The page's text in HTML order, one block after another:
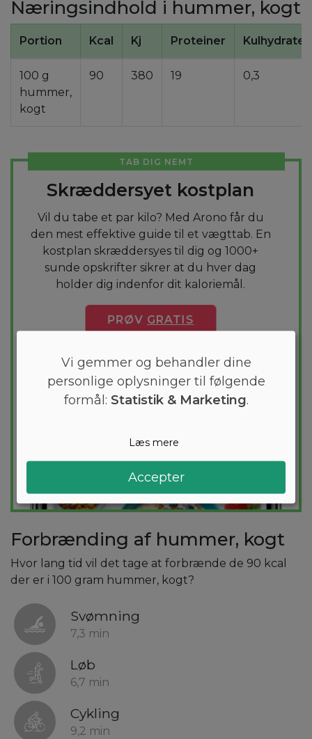
Næringsindhold i hummer, kogt
Portion Kcal Kj Proteiner Kulhydrater
100 g
hummer,
kogt
90 380 19 0,3
TAB DIG NEMT
Skræddersyet kostplan
Vil du tabe et par kilo? Med Arono får du
den mest effektive guide til et vægttab. En
kostplan skræddersyes til dig og 1000+
sunde opskrifter sikrer at du hver dag
holder dig indenfor dit kaloriemål.
PRØV GRATIS
Forbrænding af hummer, kogt
Hvor lang tid vil det tage at forbrænde de 90 kcal
der er i 100 gram hummer, kogt?
Svømning
7,3 min
Løb
6,7 min
Cykling
9,2 min
Vi gemmer og behandler dine
personlige oplysninger til følgende
formål: Statistik & Marketing.
Læs mere
Accepter